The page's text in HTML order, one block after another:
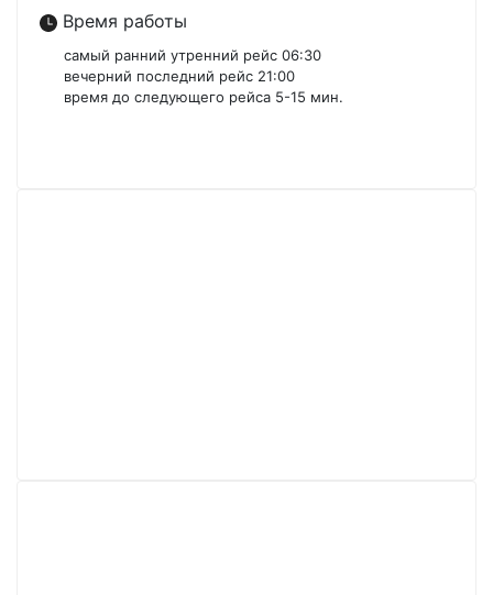
Время работы
самый ранний утренний рейс 06:30
вечерний последний рейс 21:00
время до следующего рейса 5-15 мин.